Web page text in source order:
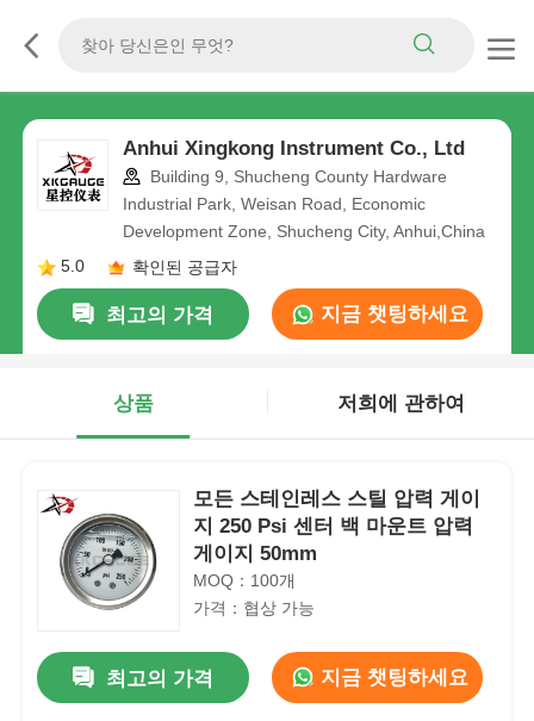
Anhui Xingkong Instrument Co., Ltd
Building 9, Shucheng County Hardware
Industrial Park, Weisan Road, Economic
Development Zone, Shucheng City, Anhui,China
5.0
확인된 공급자
최고의 가격 지금 챗팅하세요
상품 저희에 관하여
모든 스테인레스 스틸 압력 게이
지 250 Psi 센터 백 마운트 압력
게이지 50mm
MOQ：100개
가격：협상 가능
최고의 가격 지금 챗팅하세요